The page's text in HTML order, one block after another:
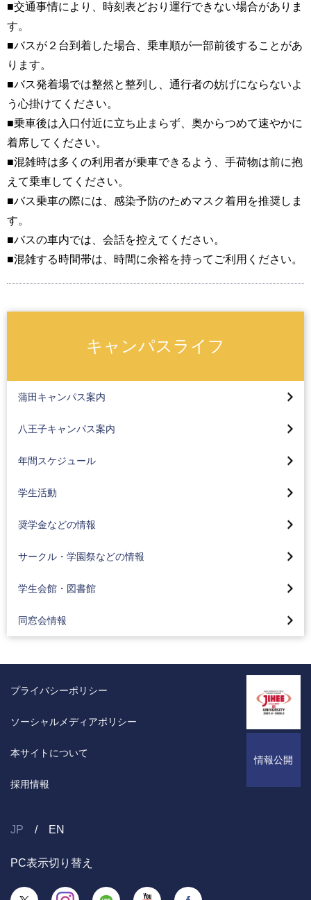
■交通事情により、時刻表どおり運行できない場合がありま
す。
■バスが２台到着した場合、乗車順が一部前後することがあ
ります。
■バス発着場では整然と整列し、通行者の妨げにならないよ
う心掛けてください。
■乗車後は入口付近に立ち止まらず、奥からつめて速やかに
着席してください。
■混雑時は多くの利用者が乗車できるよう、手荷物は前に抱
えて乗車してください。
■バス乗車の際には、感染予防のためマスク着用を推奨しま
す。
■バスの車内では、会話を控えてください。
■混雑する時間帯は、時間に余裕を持ってご利用ください。
キャンパスライフ
蒲田キャンパス案内
キャンパス概要
蒲田キャンパス
蒲田キャンパスの交通案内
京急蒲田駅から蒲田キャンパスにお越しの方へ
八王子キャンパス案内
スクールバスのご案内
スクールバス時刻表
キャンパスで撮影された主な映画・ドラマ
年間スケジュール
学生活動
海外研修と海外語学研修
サービスラーニング（地域貢献）について
奨学金などの情報
学費について
教育ローン
保険制度について
サークル・学園祭などの情報
学生会館・図書館
同窓会情報
情報公開
プライバシーポリシー
ソーシャルメディアポリシー
本サイトについて
採用情報
JP EN
PC表示切り替え